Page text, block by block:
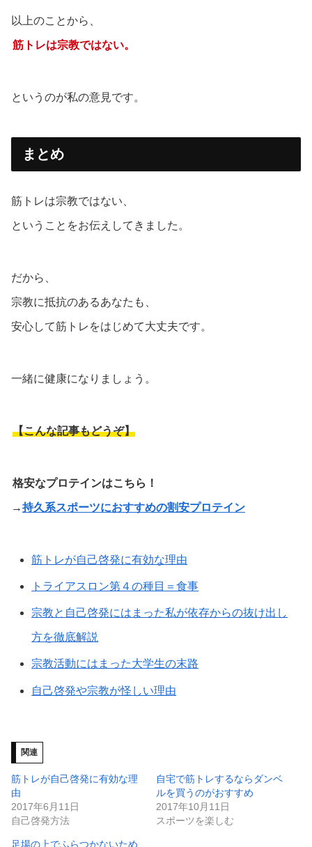
以上のことから、
筋トレは宗教ではない。
というのが私の意見です。
まとめ
筋トレは宗教ではない、
ということをお伝えしてきました。
だから、
宗教に抵抗のあるあなたも、
安心して筋トレをはじめて大丈夫です。
一緒に健康になりましょう。
【こんな記事もどうぞ】
格安なプロテインはこちら！
→持久系スポーツにおすすめの割安プロテイン
筋トレが自己啓発に有効な理由
トライアスロン第４の種目＝食事
宗教と自己啓発にはまった私が依存からの抜け出し
方を徹底解説
宗教活動にはまった大学生の末路
自己啓発や宗教が怪しい理由
関連
筋トレが自己啓発に有効な理
由
2017年6月11日
自己啓発方法
自宅で筋トレするならダンベ
ルを買うのがおすすめ
2017年10月11日
スポーツを楽しむ
足場の上でふらつかないため